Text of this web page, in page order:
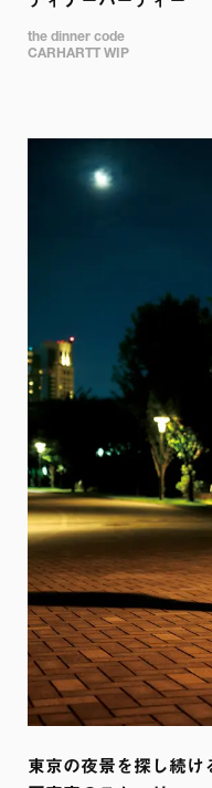
ディナーパーティー
the dinner code
CARHARTT WIP
東京の夜景を探し続け